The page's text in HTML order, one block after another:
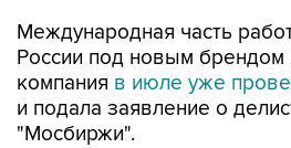
Международная часть
России под новым брендом
компания в июле уже
и подала заявление о
"Мосбиржи".